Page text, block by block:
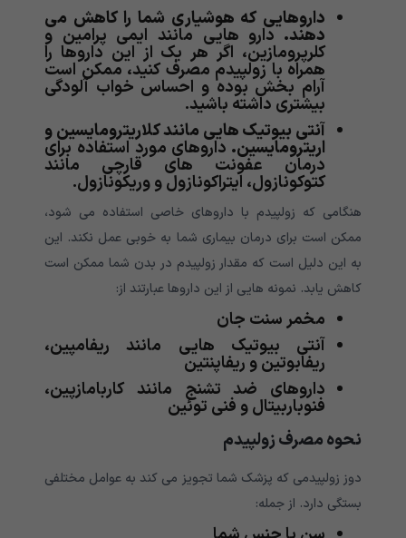
داروهایی که هوشیاری شما را کاهش می
دهند. دارو هایی مانند ایمی پرامین و
کلرپرومازین، اگر هر یک از این داروها را
همراه با زولپیدم مصرف کنید، ممکن است
آرام بخش بوده و احساس خواب آلودگی
بیشتری داشته باشید.
آنتی بیوتیک هایی مانند کلاریترومایسین و
اریترومایسین. داروهای مورد استفاده برای
درمان عفونت های قارچی مانند
کتوکونازول، ایتراکونازول و وریکونازول.
هنگامی که زولپیدم با داروهای خاصی استفاده می شود،
ممکن است برای درمان بیماری شما به خوبی عمل نکند. این
به این دلیل است که مقدار زولپیدم در بدن شما ممکن است
کاهش یابد. نمونه هایی از این داروها عبارتند از:
مخمر سنت جان
آنتی بیوتیک هایی مانند ریفامپین،
ریفابوتین و ریفاپنتین
داروهای ضد تشنج مانند کاربامازپین،
فنوباربیتال و فنی توئین
نحوه مصرف زولپیدم
دوز زولپیدمی که پزشک شما تجویز می کند به عوامل مختلفی
بستگی دارد. از جمله: